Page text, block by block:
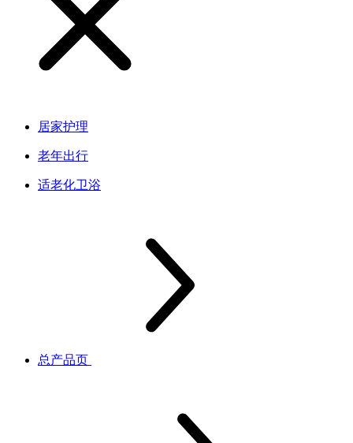
居家护理
老年出行
适老化卫浴
总产品页